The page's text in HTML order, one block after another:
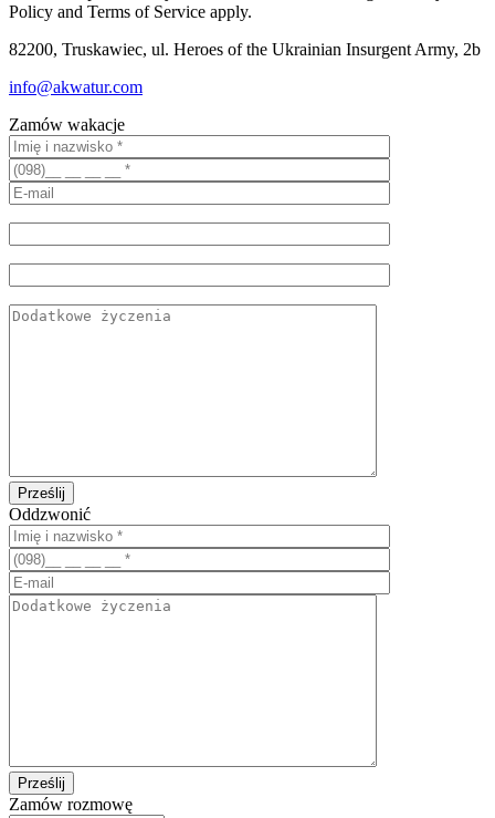
Policy and Terms of Service apply.
82200, Truskawiec, ul. Heroes of the Ukrainian Insurgent Army, 2b
info@akwatur.com
Zamów wakacje
Oddzwonić
Zamów rozmowę